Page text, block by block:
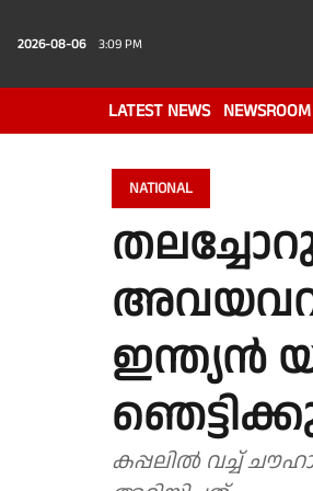
2026-08-06 3:09 PM
LATEST NEWS NEWSROOM
NATIONAL
ഇന്ത്യന്‍
കപ്പലിൽ വച്ച്